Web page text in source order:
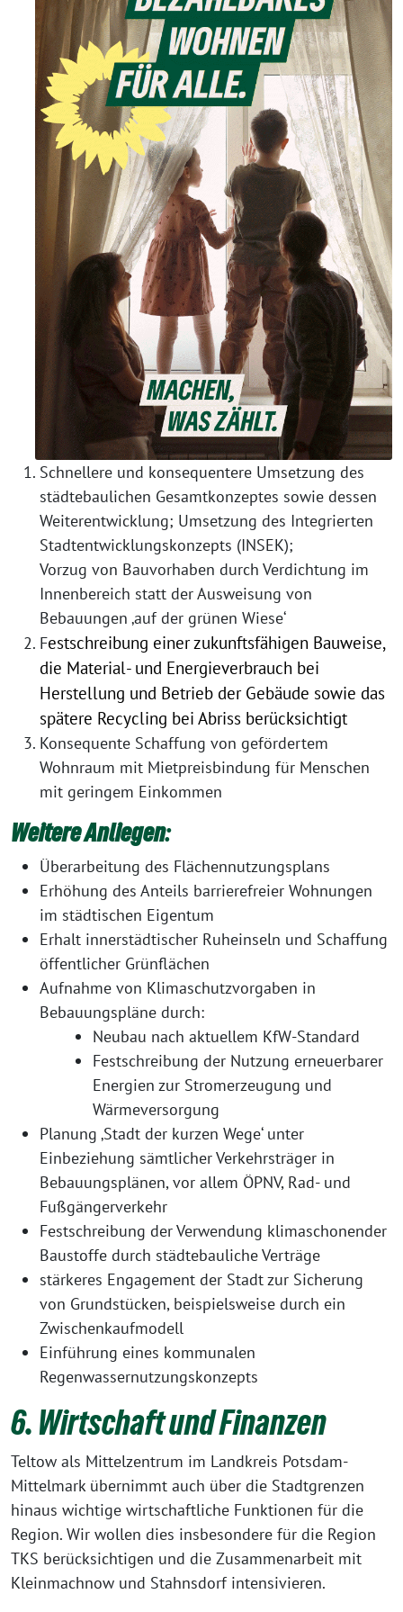
Schnellere und konsequentere Umsetzung des
städtebaulichen Gesamtkonzeptes sowie dessen
Weiterentwicklung; Umsetzung des Integrierten
Stadtentwicklungskonzepts (INSEK);
Vorzug von Bauvorhaben durch Verdichtung im
Innenbereich statt der Ausweisung von
Bebauungen ‚auf der grünen Wiese‘
Festschreibung einer zukunftsfähigen Bauweise,
die Material- und Energieverbrauch bei
Herstellung und Betrieb der Gebäude sowie das
spätere Recycling bei Abriss berücksichtigt
Konsequente Schaffung von gefördertem
Wohnraum mit Mietpreisbindung für Menschen
mit geringem Einkommen
Weitere Anliegen:
Überarbeitung des Flächennutzungsplans
Erhöhung des Anteils barrierefreier Wohnungen
im städtischen Eigentum
Erhalt innerstädtischer Ruheinseln und Schaffung
öffentlicher Grünflächen
Aufnahme von Klimaschutzvorgaben in
Bebauungspläne durch:
Neubau nach aktuellem KfW-Standard
Festschreibung der Nutzung erneuerbarer
Energien zur Stromerzeugung und
Wärmeversorgung
Planung ‚Stadt der kurzen Wege‘ unter
Einbeziehung sämtlicher Verkehrsträger in
Bebauungsplänen, vor allem ÖPNV, Rad- und
Fußgängerverkehr
Festschreibung der Verwendung klimaschonender
Baustoffe durch städtebauliche Verträge
stärkeres Engagement der Stadt zur Sicherung
von Grundstücken, beispielsweise durch ein
Zwischenkaufmodell
Einführung eines kommunalen
Regenwassernutzungskonzepts
6. Wirtschaft und Finanzen
Teltow als Mittelzentrum im Landkreis Potsdam-
Mittelmark übernimmt auch über die Stadtgrenzen
hinaus wichtige wirtschaftliche Funktionen für die
Region. Wir wollen dies insbesondere für die Region
TKS berücksichtigen und die Zusammenarbeit mit
Kleinmachnow und Stahnsdorf intensivieren.